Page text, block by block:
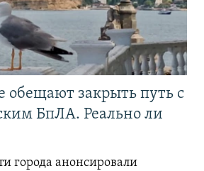
обещают закрыть путь с
БпЛА. Реально ли
города анонсировали